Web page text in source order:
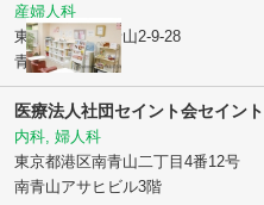
産婦人科
東京都港区南青山2-9-28
青山NSビル1F
医療法人社団セイント会セイン
内科, 婦人科
東京都港区南青山二丁目4番12号
南青山アサヒビル3階